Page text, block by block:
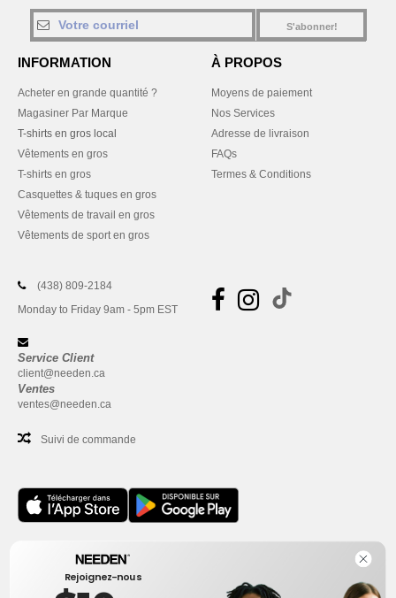
S'abonner!
INFORMATION
Acheter en grande quantité ?
Magasiner Par Marque
T-shirts en gros local
Vêtements en gros
T-shirts en gros
Casquettes & tuques en gros
Vêtements de travail en gros
Vêtements de sport en gros
À PROPOS
Moyens de paiement
Nos Services
Adresse de livraison
FAQs
Termes & Conditions
(438) 809-2184
Monday to Friday 9am - 5pm EST
Service Client
client@needen.ca
Ventes
ventes@needen.ca
Suivi de commande
Bureau
One Dundas Street West Suite 2500
Rejoignez-nous